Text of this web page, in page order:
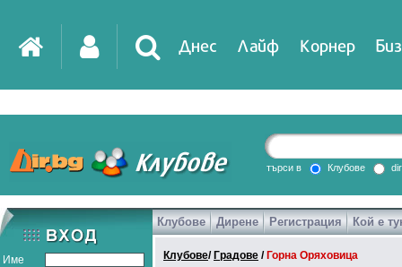
Днес Лайф Корнер
DirTV Impressio
Games
търси в Клубове
Име
Клубове Дирене Регистрация Кой е
Клубове/ Градове / Горна Оряховица